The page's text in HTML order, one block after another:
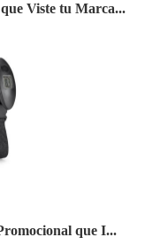
Viste tu Marca...
que I...